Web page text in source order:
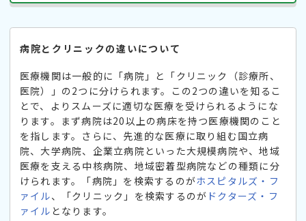
病院とクリニックの違いについて
医療機関は一般的に「病院」と「クリニック（診療所、
医院）」の2つに分けられます。この2つの違いを知るこ
とで、よりスムーズに適切な医療を受けられるようにな
ります。まず病院は20以上の病床を持つ医療機関のこと
を指します。さらに、先進的な医療に取り組む国立病
院、大学病院、企業立病院といった大規模病院や、地域
医療を支える中核病院、地域密着型病院などの種類に分
けられます。「病院」を検索するのがホスピタルズ・フ
ァイル、「クリニック」を検索するのが ドクターズ・フ
ァイル となります。